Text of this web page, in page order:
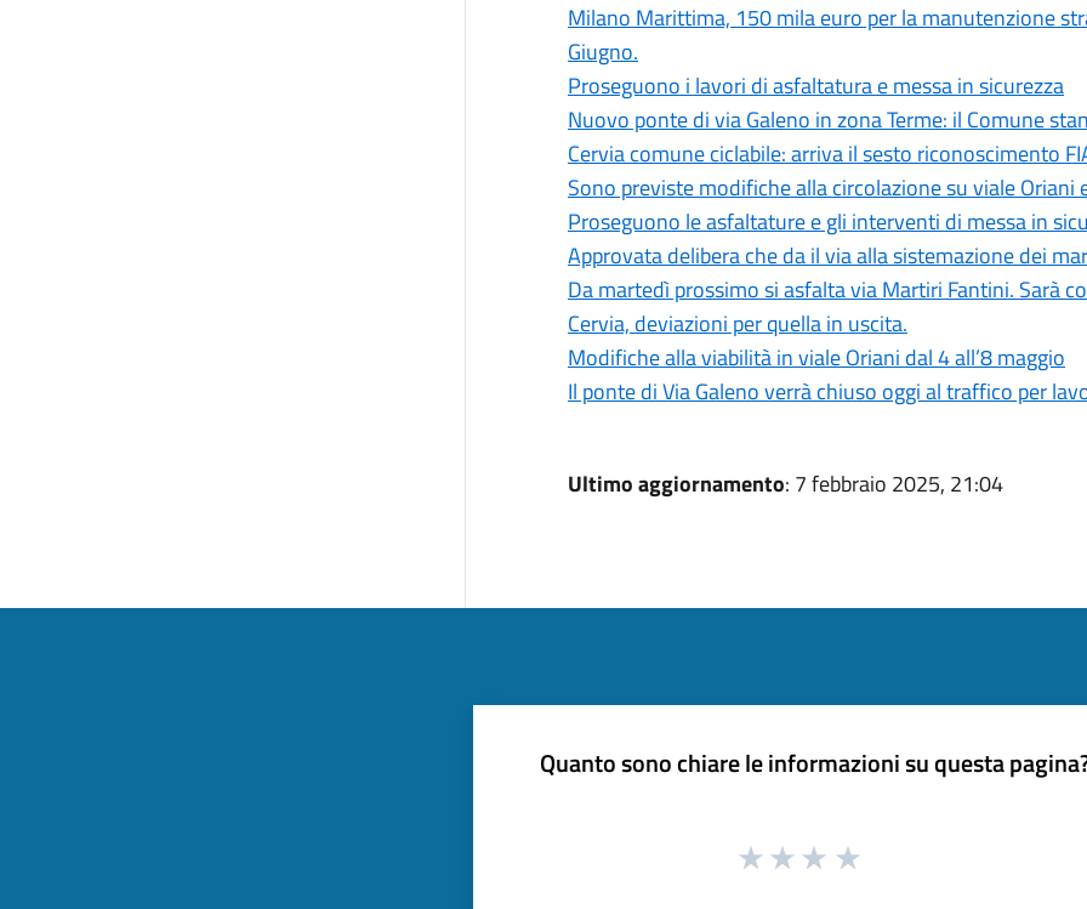
Milano Marittima, 150 mila euro per la manutenzione
Giugno.
Proseguono i lavori di asfaltatura e messa in sicurezza
Nuovo ponte di via Galeno in zona Terme: il Comune
Cervia comune ciclabile: arriva il sesto riconoscimento
Sono previste modifiche alla circolazione su viale
Proseguono le asfaltature e gli interventi di messa in
Approvata delibera che da il via alla sistemazione dei
Da martedì prossimo si asfalta via Martiri Fantini. Sarà
Cervia, deviazioni per quella in uscita.
Modifiche alla viabilità in viale Oriani dal 4 all’8 maggio
Il ponte di Via Galeno verrà chiuso oggi al traffico per
Ultimo aggiornamento: 7 febbraio 2025, 21:04
Quanto sono chiare le informazioni su questa